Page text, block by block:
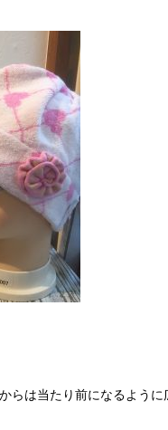
らは当たり前になるように